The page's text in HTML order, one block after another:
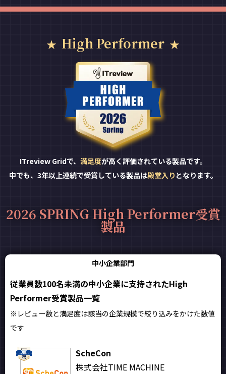
High Performer
ITreview Gridで、 満足度が高く評価されている製品です。
中でも、3年以上連続で受賞している製品は殿堂入り となります。
2026 SPRING High Performer受賞
製品
中小企業部門
従業員数100名未満の中小企業に支持されたHigh
Performer受賞製品一覧
※レビュー数と満足度は該当の企業規模で絞り込みをかけた数値
です
ScheCon
株式会社TIME MACHINE